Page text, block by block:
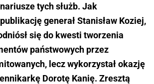
tych służb. Jak
generał Stanisław Koziej,
się do kwesti tworzenia
państwowych przez
lecz wykorzystał okazję
Dorotę Kanię. Zresztą